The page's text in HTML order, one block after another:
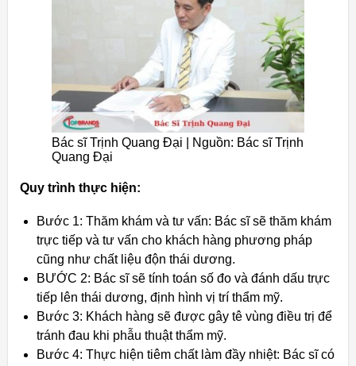
Bác sĩ Trịnh Quang Đại | Nguồn: Bác sĩ Trịnh
Quang Đại
Quy trình thực hiện:
Bước 1: Thăm khám và tư vấn: Bác sĩ sẽ thăm khám
trực tiếp và tư vấn cho khách hàng phương pháp
cũng như chất liệu độn thái dương.
BƯỚC 2: Bác sĩ sẽ tính toán số đo và đánh dấu trực
tiếp lên thái dương, định hình vị trí thẩm mỹ.
Bước 3: Khách hàng sẽ được gây tê vùng điều trị để
tránh đau khi phẫu thuật thẩm mỹ.
Bước 4: Thực hiện tiêm chất làm đầy nhiệt: Bác sĩ có